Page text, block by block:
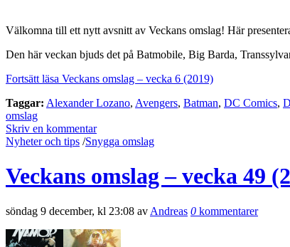
Välkomna till ett nytt avsnitt av Veckans omslag! Här
Den här veckan bjuds det på Batmobile, Big Barda,
Fortsätt läsa Veckans omslag – vecka 6 (2019)
Taggar: Alexander Lozano, Avengers, Batman, DC Comics,
omslag
Skriv en kommentar
Nyheter och tips /Snygga omslag
Veckans omslag – vecka 49
söndag 9 december, kl 23:08 av Andreas 0 kommentarer